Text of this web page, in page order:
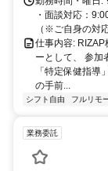
・面談対応：
（※ご自身の対
仕事内容:
ーとして、 参加
「特定保健指
の手前...
シフト自由 フルリモ
業務委託